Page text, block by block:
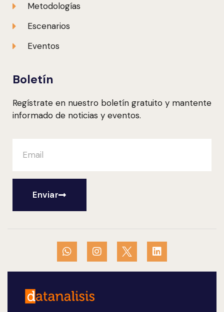
Metodologías
Escenarios
Eventos
Boletín
Regístrate en nuestro boletín gratuito y mantente
informado de noticias y eventos.
Enviar